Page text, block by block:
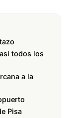
todos los
a la
Pisa